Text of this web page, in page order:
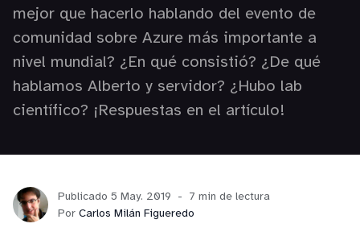
mejor que hacerlo hablando del evento de
comunidad sobre Azure más importante a
nivel mundial? ¿En qué consistió? ¿De qué
hablamos Alberto y servidor? ¿Hubo lab
científico? ¡Respuestas en el artículo!
Publicado 5 May. 2019
7 min de lectura
Por Carlos Milán Figueredo